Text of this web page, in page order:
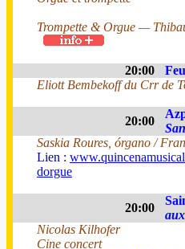
Trompette & Orgue —
20:00
Eliott Bembekoff du Crr de
20:00
Saskia Roures, órgano /
Lien :
dorgue
20:00
Nicolas Kilhofer
Cine concert